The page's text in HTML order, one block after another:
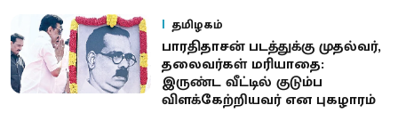
தமிழகம்
​பார​தி​தாசன் படத்துக்கு முதல்​வர்,
தலைவர்கள் மரியாதை:
இருண்ட வீட்​டில் குடும்ப
விளக்கேற்றியவர் என புகழாரம்